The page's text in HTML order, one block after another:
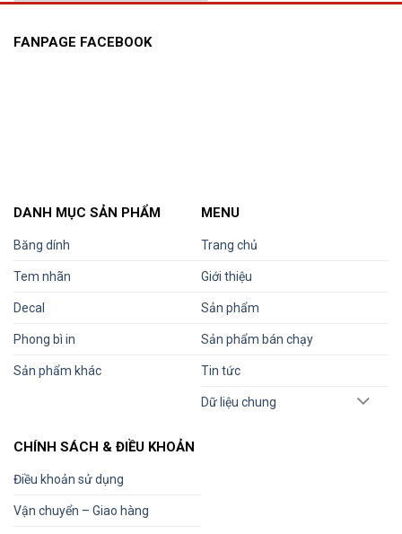
FANPAGE FACEBOOK
DANH MỤC SẢN PHẨM
Băng dính
Tem nhãn
Decal
Phong bì in
Sản phẩm khác
MENU
Trang chủ
Giới thiệu
Sản phẩm
Sản phẩm bán chạy
Tin tức
Dữ liệu chung
CHÍNH SÁCH & ĐIỀU KHOẢN
Điều khoản sử dụng
Vận chuyển – Giao hàng